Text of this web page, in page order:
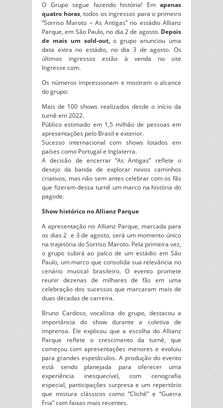
O Grupo segue fazendo história! Em apenas
quatro horas, todos os ingressos para o primeiro
“Sorriso Maroto – As Antigas” no estádio Allianz
Parque, em São Paulo, no dia 2 de agosto. Depois
de mais um sold-out,o grupo anunciou uma
data extra no estádio, no dia 3 de agosto. Os
últimos ingressos estão à venda no site
Ingresse.com.
Os números impressionam e mostram o alcance
do grupo:
Mais de 100 shows realizados desde o início da
turnê em 2022.
Público estimado em 1,5 milhão de pessoas em
apresentações pelo Brasil e exterior.
Sucesso internacional com shows lotados em
países como Portugal e Inglaterra.
A decisão de encerrar “As Antigas” reflete o
desejo da banda de explorar novos caminhos
criativos, mas não sem antes celebrar com os fãs
que fizeram dessa turnê um marco na história do
pagode.
Show histórico no Allianz Parque
A apresentação no Allianz Parque, marcada para
os dias 2 e 3 de agosto, será um momento único
na trajetória do Sorriso Maroto. Pela primeira vez,
o grupo subirá ao palco de um estádio em São
Paulo, um marco que consolida sua relevância no
cenário musical brasileiro. O evento promete
reunir dezenas de milhares de fãs em uma
celebração dos sucessos que marcaram mais de
duas décadas de carreira.
Bruno Cardoso, vocalista do grupo, destacou a
importância do show durante a coletiva de
imprensa. Ele explicou que a escolha do Allianz
Parque reflete o crescimento da turnê, que
começou com apresentações menores e evoluiu
para grandes espetáculos. A produção do evento
está sendo planejada para oferecer uma
experiência inesquecível, com cenografia
especial, participações surpresa e um repertório
que mistura clássicos como “Clichê” e “Guerra
Fria” com faixas mais recentes.